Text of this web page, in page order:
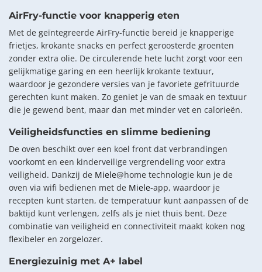
AirFry-functie voor knapperig eten
Met de geïntegreerde AirFry-functie bereid je knapperige
frietjes, krokante snacks en perfect geroosterde groenten
zonder extra olie. De circulerende hete lucht zorgt voor een
gelijkmatige garing en een heerlijk krokante textuur,
waardoor je gezondere versies van je favoriete gefrituurde
gerechten kunt maken. Zo geniet je van de smaak en textuur
die je gewend bent, maar dan met minder vet en calorieën.
Veiligheidsfuncties en slimme bediening
De oven beschikt over een koel front dat verbrandingen
voorkomt en een kinderveilige vergrendeling voor extra
veiligheid. Dankzij de Miele@home technologie kun je de
oven via wifi bedienen met de Miele-app, waardoor je
recepten kunt starten, de temperatuur kunt aanpassen of de
baktijd kunt verlengen, zelfs als je niet thuis bent. Deze
combinatie van veiligheid en connectiviteit maakt koken nog
flexibeler en zorgelozer.
Energiezuinig met A+ label